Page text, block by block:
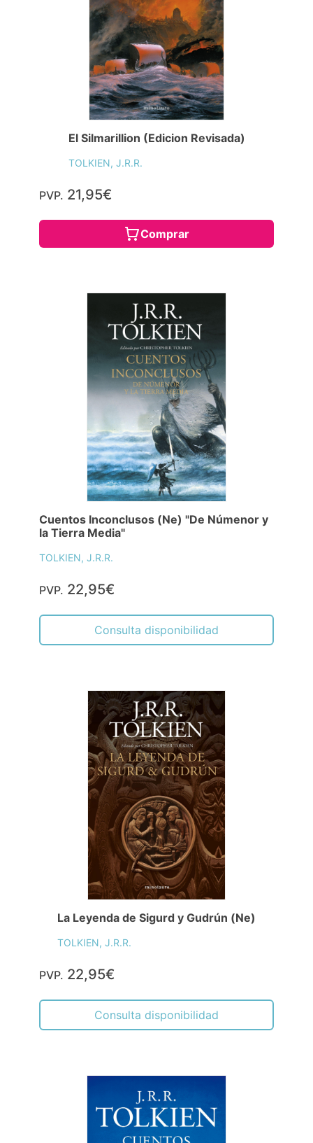
El Silmarillion (Edicion Revisada)
TOLKIEN, J.R.R.
PVP. 21,95€
Comprar
Cuentos Inconclusos (Ne) "De Númenor y
la Tierra Media"
TOLKIEN, J.R.R.
PVP. 22,95€
Consulta disponibilidad
La Leyenda de Sigurd y Gudrún (Ne)
TOLKIEN, J.R.R.
PVP. 22,95€
Consulta disponibilidad